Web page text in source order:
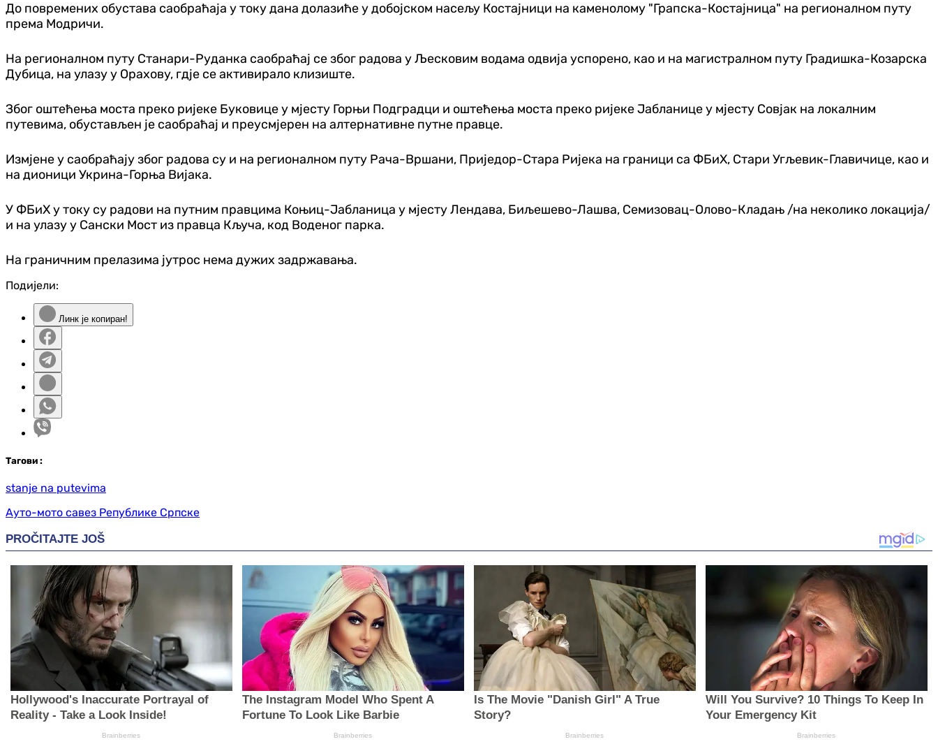
До повремених обустава саобраћаја у току дана долазиће у добојском насељу Костајници на каменолому "Грапска-Костајница" на регионалном путу
према Модричи.
На регионалном путу Станари-Руданка саобраћај се због радова у Љесковим водама одвија успорено, као и на магистралном путу Градишка-Козарска
Дубица, на улазу у Орахову, гдје се активирало клизиште.
Због оштећења моста преко ријеке Буковице у мјесту Горњи Подградци и оштећења моста преко ријеке Јабланице у мјесту Совјак на локалним
путевима, обустављен је саобраћај и преусмјерен на алтернативне путне правце.
Измјене у саобраћају због радова су и на регионалном путу Рача-Вршани, Приједор-Стара Ријека на граници са ФБиХ, Стари Угљевик-Главичице, као и
на дионици Укрина-Горња Вијака.
У ФБиХ у току су радови на путним правцима Коњиц-Јабланица у мјесту Лендава, Биљешево-Лашва, Семизовац-Олово-Кладањ /на неколико локација/
и на улазу у Сански Мост из правца Кључа, код Воденог парка.
На граничним прелазима јутрос нема дужих задржавања.
Подијели:
Линк је копиран!
Тагови :
stanje na putevima
Ауто-мото савез Републике Српске